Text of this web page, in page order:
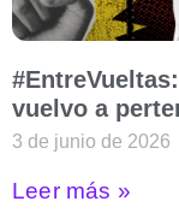
vuelvo a
3 de junio de 2026
Leer más »